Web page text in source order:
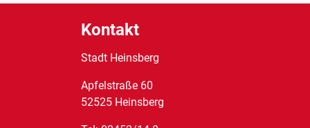
Kontakt
Stadt Heinsberg
Apfelstraße 60
52525 Heinsberg